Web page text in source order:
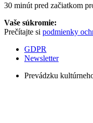
30 minút pred začiatkom
Vaše súkromie:
Prečítajte si podmienky
GDPR
Newsletter
Prevádzku